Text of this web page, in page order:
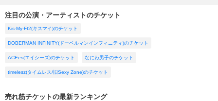
注目の公演・アーティストのチケット
Kis-My-Ft2(キスマイ)のチケット
DOBERMAN INFINITY(ドーベルマンインフィニティ)のチケット
ACEes(エイシーズ)のチケット なにわ男子のチケット
timelesz(タイムレス/旧Sexy Zone)のチケット
売れ筋チケットの最新ランキング